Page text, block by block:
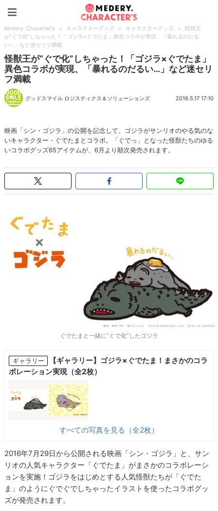
Medery. Character's > キャラクターグッズ > キャラクターグッズ >
怪獣王
が“ぐで化”しちゃった！「ゴジラ×ぐでたま」異色コラボが実現、「暴れるのだる
い…」など迷セリフ満載
怪獣王が“ぐで化”しちゃった！「ゴジラ×ぐでたま」
異色コラボが実現、「暴れるのだるい…」など迷セリ
フ満載
グッドスマイル ロジスティクス＆ソリューションズ 2016.5.17 17:10
映画「シン・ゴジラ」の公開を記念して、ゴジラがサンリオのやる気のな
いキャラクター・ぐでたまとコラボ。「ぐでっ」となった怪獣たちのゆる
いコラボグッズ65アイテムが、6月より順次発売されます。
ぐでたまと一緒に“ぐで化”したゴジラ
ギャラリー
【ギャラリー】ゴジラ×ぐでたま！まさかのコラ
ボレーション実現（全2枚）
すべての写真を見る（全2枚）
2016年7月29日から公開される映画「シン・ゴジラ」と、サン
リオの人気キャラクター「ぐでたま」がまさかのコラボレーシ
ョンを実施！ゴジラをはじめとする人気怪獣たちが「ぐでた
ま」のようにぐでぐでしちゃったイラストを使ったコラボグッ
ズが発売されます。